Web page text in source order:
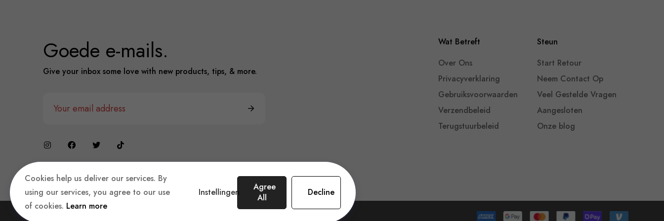
Cookies help us deliver our services. By
using our services, you agree to our use
of cookies. Learn more
Instellingen
Agree
All
Decline
Goede e-mails.
Give your inbox some love with new products, tips, & more.
Wat Betreft
Over Ons
Privacyverklaring
Gebruiksvoorwaarden
Verzendbeleid
Terugstuurbeleid
Steun
Start Retour
Neem Contact Op
Veel Gestelde Vragen
Aangesloten
Onze blog